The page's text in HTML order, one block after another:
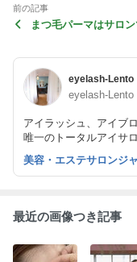
前の記事
まつ毛パーマはサロン
eyelash-Lento
eyelash-Lento
アイラッシュ、アイブ
唯一のトータルアイサ
ナチュラルなまつエク
また、まつげエクステ
美容・エステサロンジ
最近の画像つき記事